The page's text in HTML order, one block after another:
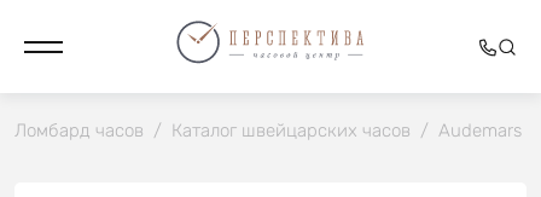
Ломбард часов / Каталог швейцарских часов / Audemars